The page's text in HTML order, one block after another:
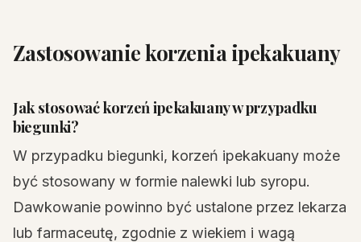
Zastosowanie korzenia ipekakuany
Jak stosować korzeń ipekakuany w przypadku
biegunki?
W przypadku biegunki, korzeń ipekakuany może
być stosowany w formie nalewki lub syropu.
Dawkowanie powinno być ustalone przez lekarza
lub farmaceutę, zgodnie z wiekiem i wagą